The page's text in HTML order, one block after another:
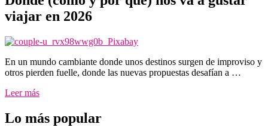
viajar en 2026
En un mundo cambiante donde unos destinos surgen de improviso y
otros pierden fuelle, donde las nuevas propuestas desafían a …
Leer más
Lo más popular